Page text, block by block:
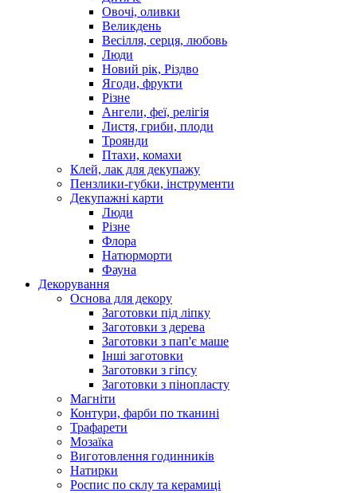
Овочі, оливки
Великдень
Весілля, серця, любовь
Люди
Новий рік, Різдво
Ягоди, фрукти
Різне
Ангели, феї, релігія
Листя, гриби, плоди
Троянди
Птахи, комахи
Клей, лак для декупажу
Пензлики-губки, інструменти
Декупажні карти
Люди
Різне
Флора
Натюрморти
Фауна
Декорування
Основа для декору
Заготовки під ліпку
Заготовки з дерева
Заготовки з пап'є маше
Інші заготовки
Заготовки з гіпсу
Заготовки з пінопласту
Магніти
Контури, фарби по тканині
Трафарети
Мозаїка
Виготовлення годинників
Натирки
Роспис по склу та керамиці